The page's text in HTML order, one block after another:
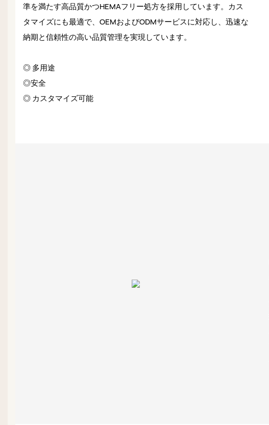
準を満たす高品質かつHEMAフリー処方を採用しています。カス
タマイズにも最適で、OEMおよびODMサービスに対応し、迅速な
納期と信頼性の高い品質管理を実現しています。
◎ 多用途
◎安全
◎ カスタマイズ可能